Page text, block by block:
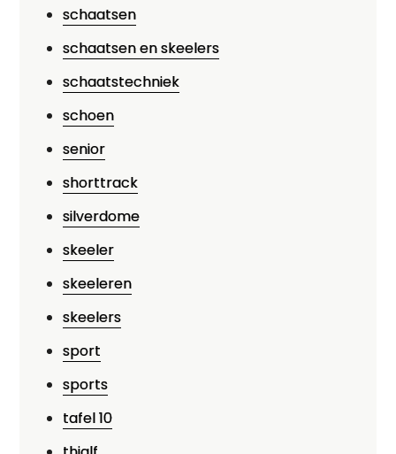
schaatsen
schaatsen en skeelers
schaatstechniek
schoen
senior
shorttrack
silverdome
skeeler
skeeleren
skeelers
sport
sports
tafel 10